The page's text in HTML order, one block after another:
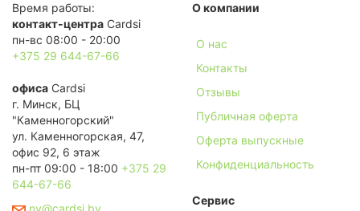
Время работы:
контакт-центра Cardsi
пн-вс 08:00 - 20:00
+375 29 644-67-66
офиса Cardsi
г. Минск, БЦ
"Каменногорский"
ул. Каменногорская, 47,
офис 92, 6 этаж
пн-пт 09:00 - 18:00 +375 29
644-67-66
О компании
О нас
Контакты
Отзывы
Публичная оферта
Оферта выпускные
Конфиденциальность
Сервис